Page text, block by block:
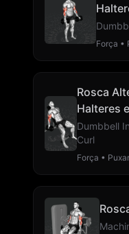
Força •
Rosca
Halteres
Dumbbell
Curl
Força • Puxar